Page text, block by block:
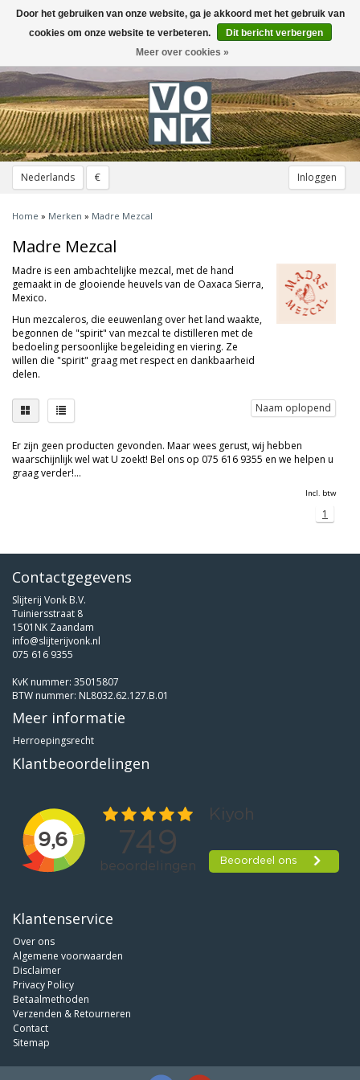
Nederlands € Inloggen
Toggle
navigation
Home » Merken » Madre Mezcal
Madre Mezcal
Madre is een ambachtelijke mezcal, met de hand
gemaakt in de glooiende heuvels van de Oaxaca Sierra,
Mexico.
Hun mezcaleros, die eeuwenlang over het land waakte,
begonnen de "spirit" van mezcal te distilleren met de
bedoeling persoonlijke begeleiding en viering. Ze
willen die "spirit" graag met respect en dankbaarheid
delen.
Naam oplopend
Er zijn geen producten gevonden. Maar wees gerust, wij hebben
waarschijnlijk wel wat U zoekt! Bel ons op 075 616 9355 en we helpen u
graag verder!...
Incl. btw
1
Contactgegevens
Slijterij Vonk B.V.
Tuiniersstraat 8
1501NK Zaandam
info@slijterijvonk.nl
075 616 9355
KvK nummer: 35015807
BTW nummer: NL8032.62.127.B.01
Meer informatie
Herroepingsrecht
Klantbeoordelingen
Klantenservice
Over ons
Algemene voorwaarden
Disclaimer
Privacy Policy
Betaalmethoden
Verzenden & Retourneren
Contact
Sitemap
Door het gebruiken van onze website, ga je akkoord met het gebruik van
cookies om onze website te verbeteren.
Dit bericht verbergen
Meer over cookies »